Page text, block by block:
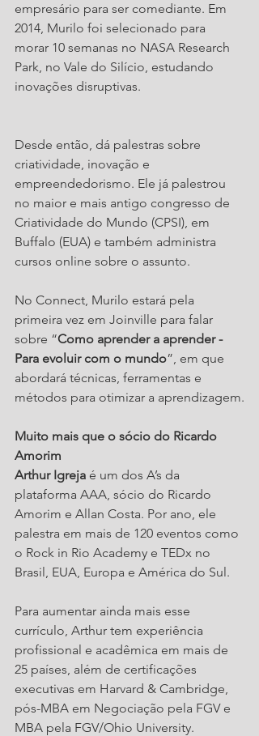
empresário para ser comediante. Em
2014, Murilo foi selecionado para
morar 10 semanas no NASA Research
Park, no Vale do Silício, estudando
inovações disruptivas.
Desde então, dá palestras sobre
criatividade, inovação e
empreendedorismo. Ele já palestrou
no maior e mais antigo congresso de
Criatividade do Mundo (CPSI), em
Buffalo (EUA) e também administra
cursos online sobre o assunto.
No Connect, Murilo estará pela
primeira vez em Joinville para falar
sobre “Como aprender a aprender -
Para evoluir com o mundo”, em que
abordará técnicas, ferramentas e
métodos para otimizar a aprendizagem.
Muito mais que o sócio do Ricardo
Amorim
Arthur Igreja é um dos A’s da
plataforma AAA, sócio do Ricardo
Amorim e Allan Costa. Por ano, ele
palestra em mais de 120 eventos como
o Rock in Rio Academy e TEDx no
Brasil, EUA, Europa e América do Sul.
Para aumentar ainda mais esse
currículo, Arthur tem experiência
profissional e acadêmica em mais de
25 países, além de certificações
executivas em Harvard & Cambridge,
pós-MBA em Negociação pela FGV e
MBA pela FGV/Ohio University.